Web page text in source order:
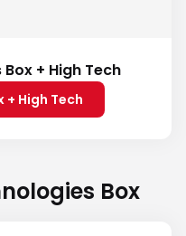
+ High Tech
+ High Tech
Box